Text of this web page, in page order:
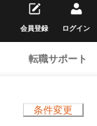
転職サポート
会員登録 ログイン
条件変更